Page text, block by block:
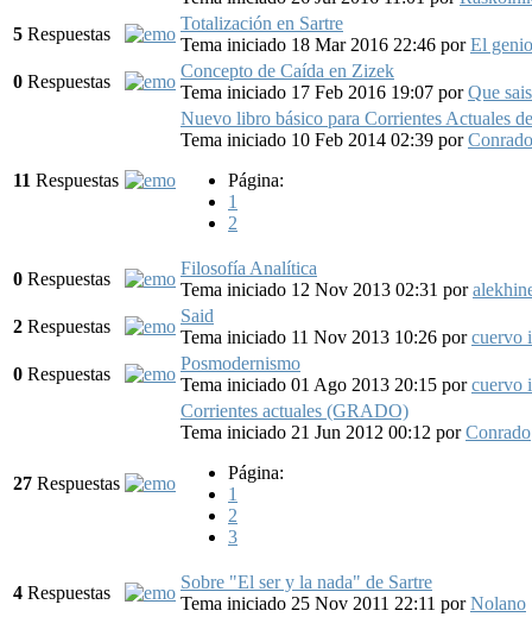
5 Respuestas
Totalización en Sartre
Tema iniciado 18 Mar 2016 22:46 porEl
0 Respuestas
Concepto de Caída en Zizek
Tema iniciado 17 Feb 2016 19:07 porQue
11 Respuestas
Nuevo libro básico para Corrientes Actuales
Tema iniciado 10 Feb 2014 02:39 porConrado
Página:
1
2
0 Respuestas
Filosofía Analítica
Tema iniciado 12 Nov 2013 02:31 por
2 Respuestas
Said
Tema iniciado 11 Nov 2013 10:26 porcuervo
0 Respuestas
Posmodernismo
Tema iniciado 01 Ago 2013 20:15 porcuervo
27 Respuestas
Corrientes actuales (GRADO)
Tema iniciado 21 Jun 2012 00:12 porConrado
Página:
1
2
3
4 Respuestas
Sobre "El ser y la nada" de Sartre
Tema iniciado 25 Nov 2011 22:11 porNolano